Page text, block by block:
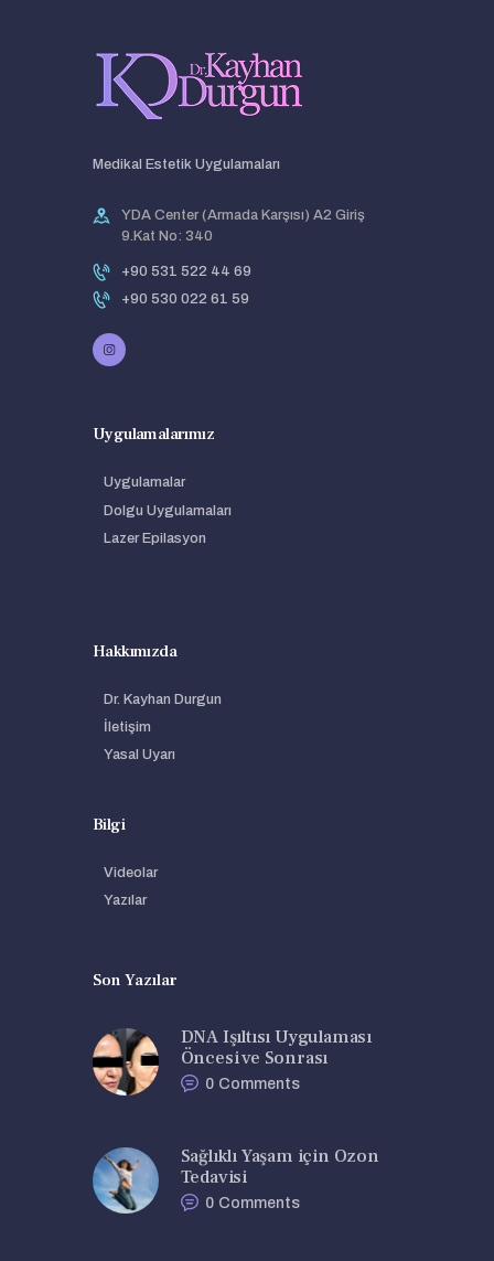
Medikal Estetik Uygulamaları
YDA Center (Armada Karşısı) A2 Giriş
9.Kat No: 340
+90 531 522 44 69
+90 530 022 61 59
Uygulamalarımız
Uygulamalar
Dolgu Uygulamaları
Lazer Epilasyon
Hakkımızda
Dr. Kayhan Durgun
İletişim
Yasal Uyarı
Bilgi
Videolar
Yazılar
Son Yazılar
DNA Işıltısı Uygulaması
Öncesi ve Sonrası
0 Comments
Sağlıklı Yaşam için Ozon
Tedavisi
0 Comments